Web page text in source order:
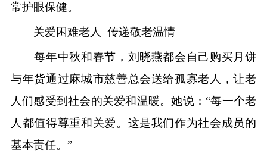
常护眼保健。
关爱困难老人 传递敬老温情
每年中秋和春节，刘晓燕都会自己购买月饼
与年货通过麻城市慈善总会送给孤寡老人，让老
人们感受到社会的关爱和温暖。她说：“每一个老
人都值得尊重和关爱。这是我们作为社会成员的
基本责任。”